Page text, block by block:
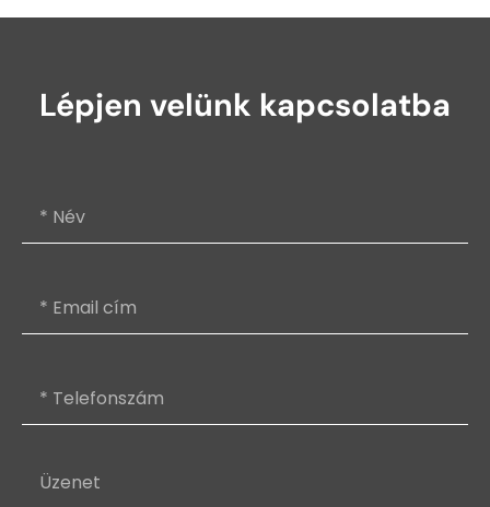
Lépjen velünk kapcsolatba